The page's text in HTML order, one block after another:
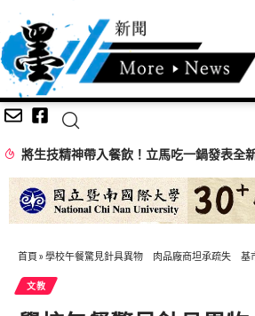
首頁 » 學校午餐驚見針具異物 肉品廠商坦承疏失 基
文教